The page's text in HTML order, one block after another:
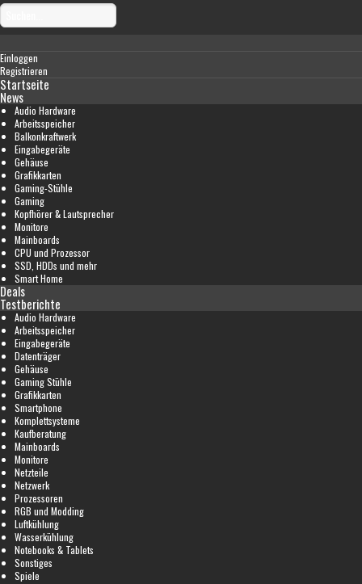
Einloggen
Registrieren
Startseite
News
Audio Hardware
Arbeitsspeicher
Balkonkraftwerk
Eingabegeräte
Gehäuse
Grafikkarten
Gaming-Stühle
Gaming
Kopfhörer & Lautsprecher
Monitore
Mainboards
CPU und Prozessor
SSD, HDDs und mehr
Smart Home
Deals
Testberichte
Audio Hardware
Arbeitsspeicher
Eingabegeräte
Datenträger
Gehäuse
Gaming Stühle
Grafikkarten
Smartphone
Komplettsysteme
Kaufberatung
Mainboards
Monitore
Netzteile
Netzwerk
Prozessoren
RGB und Modding
Luftkühlung
Wasserkühlung
Notebooks & Tablets
Sonstiges
Spiele